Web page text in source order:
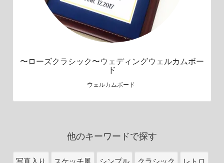
〜ローズクラシック〜ウェディングウェルカムボー
ド
ウェルカムボード
他のキーワードで探す
写真入り スケッチ風 シンプル クラシック レトロ